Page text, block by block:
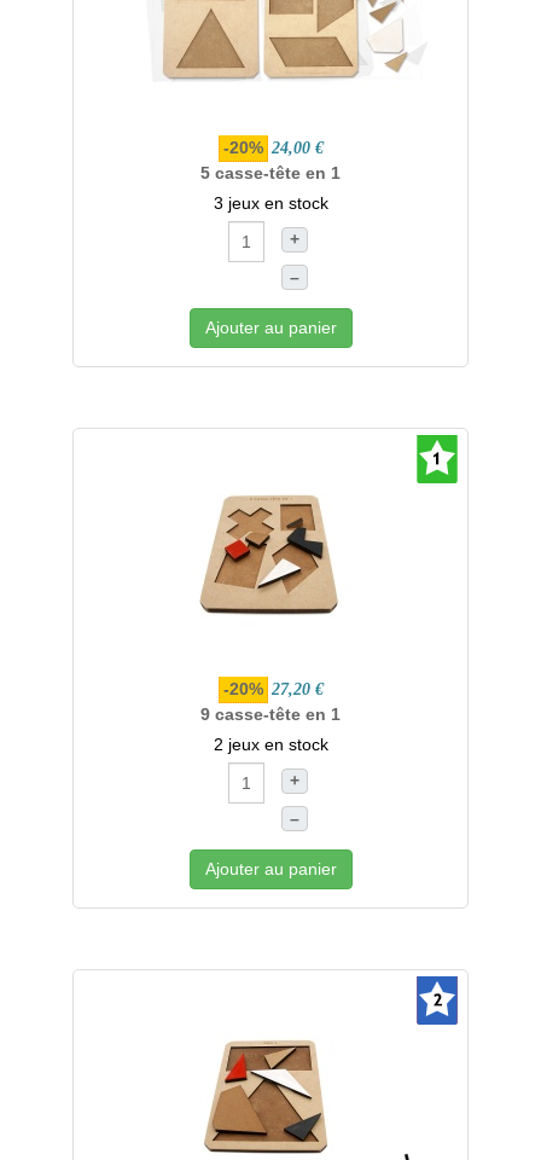
-20% 24,00 €
5 casse-tête en 1
3 jeux en stock
+
–
Ajouter au panier
-20% 27,20 €
9 casse-tête en 1
2 jeux en stock
+
–
Ajouter au panier